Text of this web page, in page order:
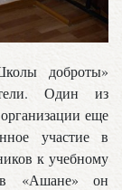
доброты»
Один из
еще
участие в
к учебному
«Ашане» он